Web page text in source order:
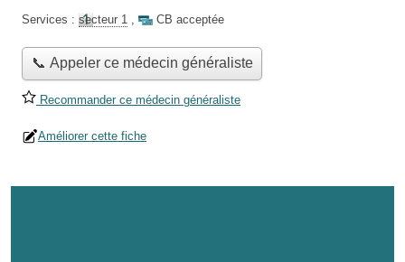
Services : secteur 1 , CB acceptée
📞 Appeler ce médecin généraliste
Recommander ce médecin généraliste
Améliorer cette fiche